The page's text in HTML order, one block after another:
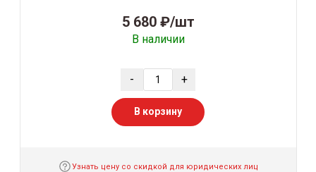
5 680 ₽/шт
В наличии
- +
В корзину
Узнать цену со скидкой для юридических лиц